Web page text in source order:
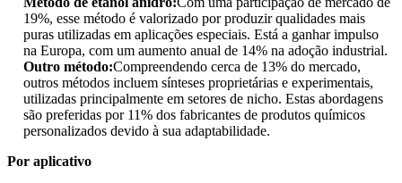
19%, esse método é valorizado por produzir qualidades mais
puras utilizadas em aplicações especiais. Está a ganhar impulso
na Europa, com um aumento anual de 14% na adoção industrial.
Outro método:Compreendendo cerca de 13% do mercado,
outros métodos incluem sínteses proprietárias e experimentais,
utilizadas principalmente em setores de nicho. Estas abordagens
são preferidas por 11% dos fabricantes de produtos químicos
personalizados devido à sua adaptabilidade.
Por aplicativo